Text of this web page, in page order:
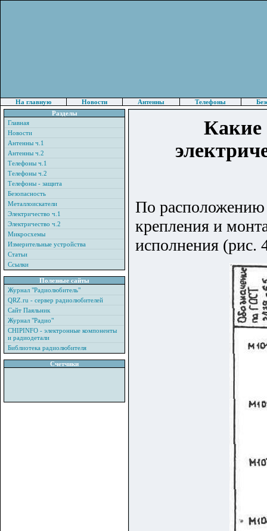
На главную Новости Антенны Телефоны
Разделы
Главная
Новости
Антенны ч.1
Антенны ч.2
Телефоны ч.1
Телефоны ч.2
Телефоны - защита
Безопасность
Металлоискатели
Электричество ч.1
Электричество ч.2
Микросхемы
Измерительные устройства
Статьи
Ссылки
Полезные сайты
Журнал "Радиолюбитель"
QRZ.ru - сервер радиолюбителей
Сайт Паяльник
Журнал "Радио"
CHIPINFO - электронные компоненты
и радиодетали
Библиотека радиолюбителя
Счетчики
Какие
По расположению
крепления и
исполнения (рис.